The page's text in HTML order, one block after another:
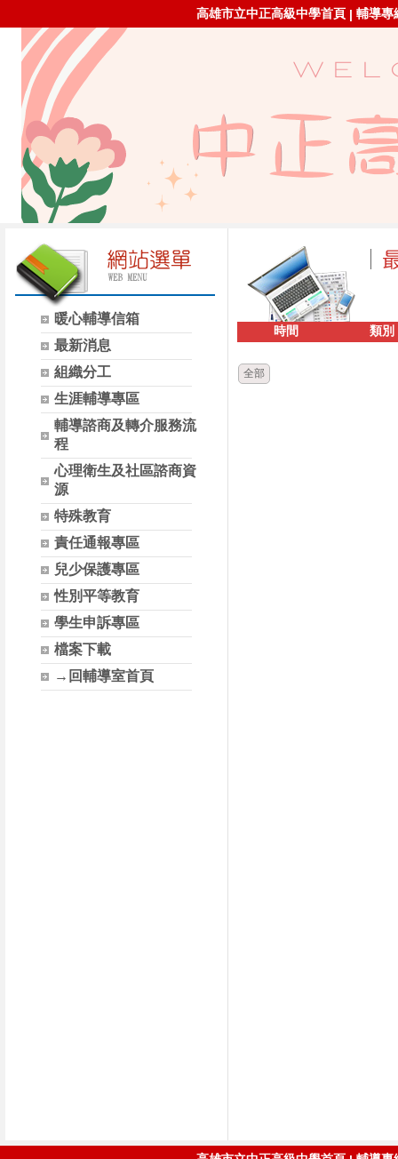
高雄市立中正高級中學首頁 | 輔導專
暖心輔導信箱
最新消息
組織分工
生涯輔導專區
輔導諮商及轉介服務流
程
心理衛生及社區諮商資
源
特殊教育
責任通報專區
兒少保護專區
性別平等教育
學生申訴專區
檔案下載
→回輔導室首頁
時間 類別
全部